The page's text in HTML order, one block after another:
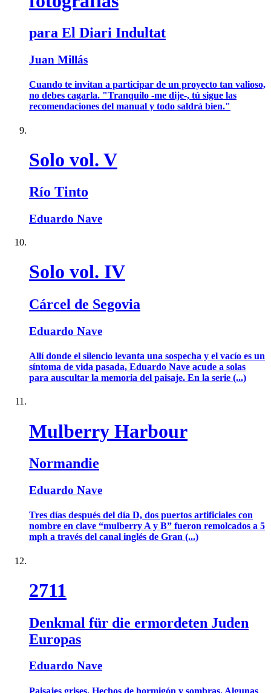
para El Diari Indultat
Juan Millás
Cuando te invitan a participar de un proyecto tan valioso,
no debes cagarla. "Tranquilo -me dije-, tú sigue las
recomendaciones del manual y todo saldrá bien."
Solo vol. V
Río Tinto
Eduardo Nave
Solo vol. IV
Cárcel de Segovia
Eduardo Nave
Allí donde el silencio levanta una sospecha y el vacío es un
síntoma de vida pasada, Eduardo Nave acude a solas
para auscultar la memoria del paisaje. En la serie (...)
Mulberry Harbour
Normandie
Eduardo Nave
Tres días después del día D, dos puertos artificiales con
nombre en clave “mulberry A y B” fueron remolcados a 5
mph a través del canal inglés de Gran (...)
2711
Denkmal für die ermordeten Juden
Europas
Eduardo Nave
Paisajes grises. Hechos de hormigón y sombras. Algunas